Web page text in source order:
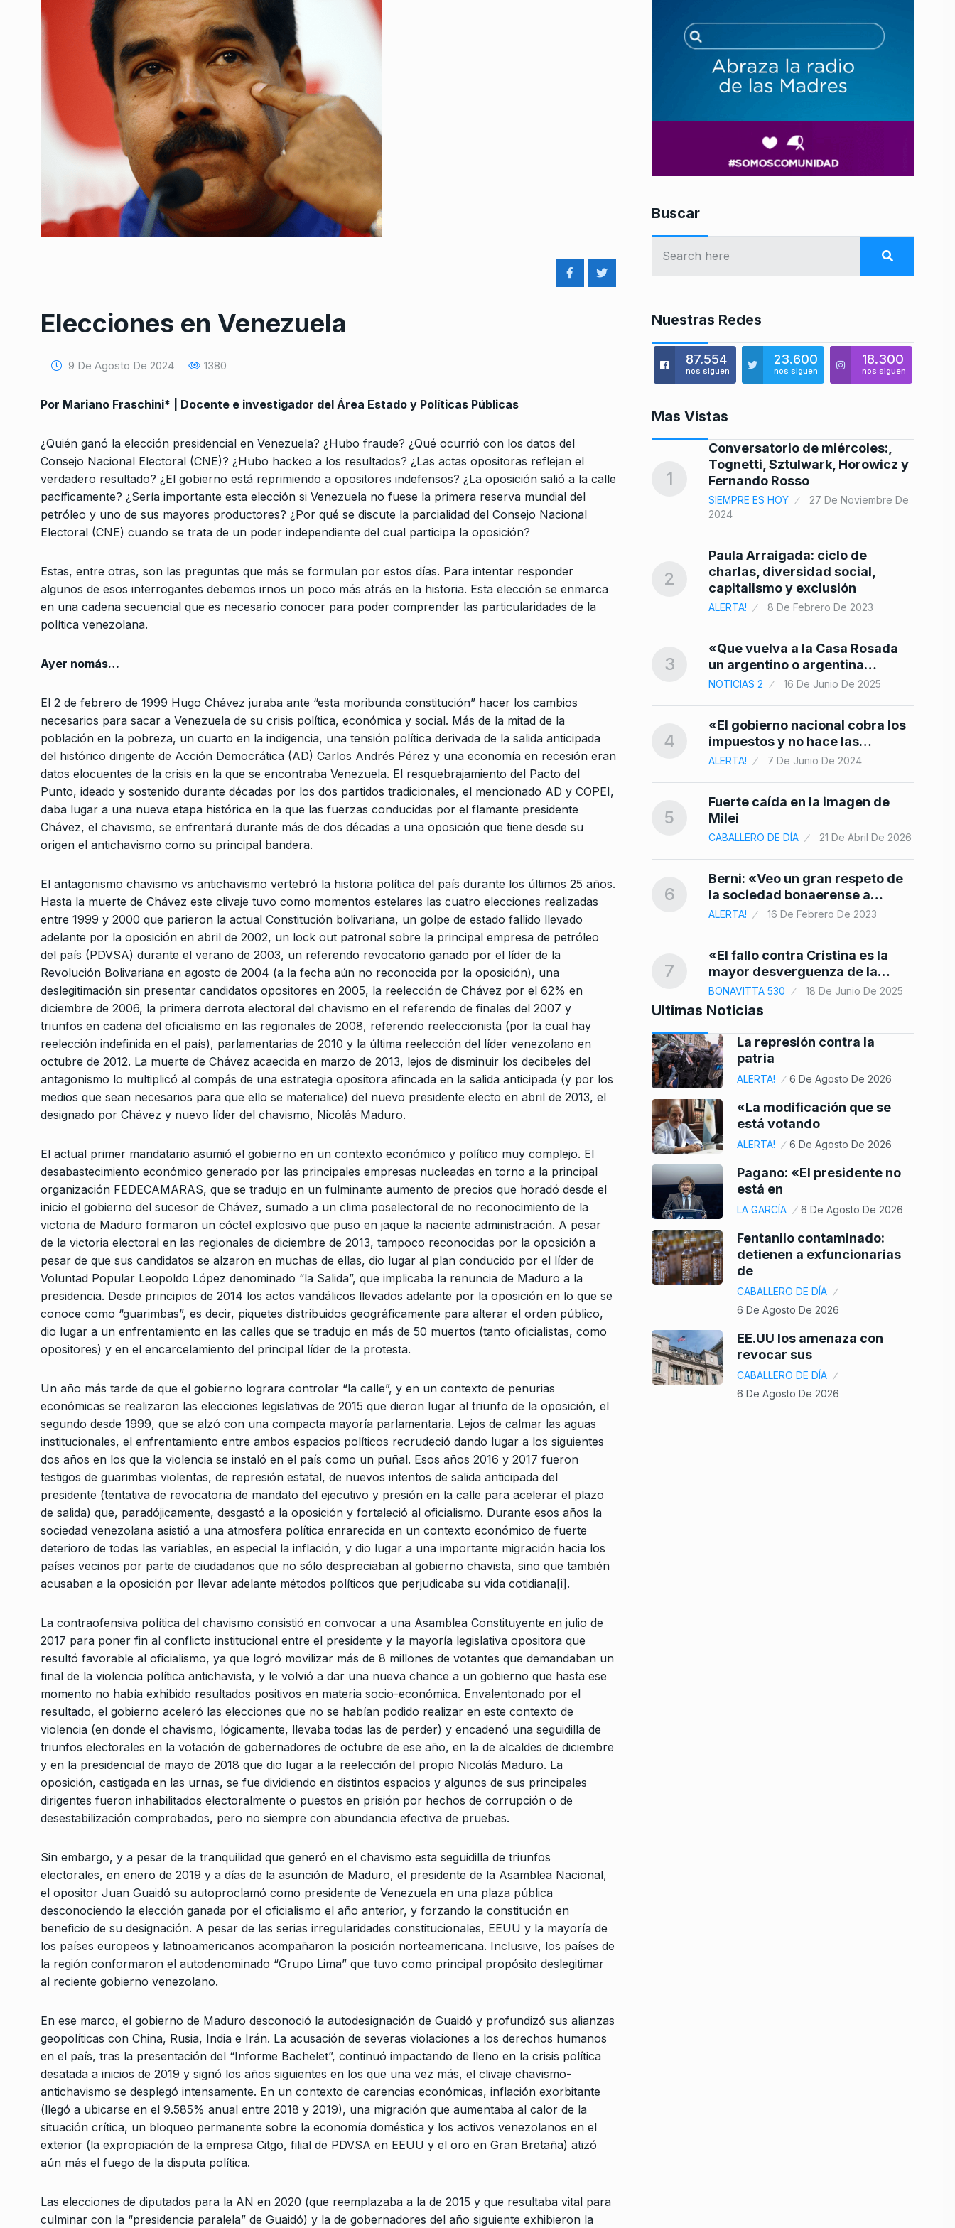
Elecciones en Venezuela
9 De Agosto De 2024 1380
Por Mariano Fraschini* | Docente e investigador del Área Estado y Políticas Públicas
¿Quién ganó la elección presidencial en Venezuela? ¿Hubo fraude? ¿Qué ocurrió con los datos del
Consejo Nacional Electoral (CNE)? ¿Hubo hackeo a los resultados? ¿Las actas opositoras reflejan el
verdadero resultado? ¿El gobierno está reprimiendo a opositores indefensos? ¿La oposición salió a la calle
pacíficamente? ¿Sería importante esta elección si Venezuela no fuese la primera reserva mundial del
petróleo y uno de sus mayores productores? ¿Por qué se discute la parcialidad del Consejo Nacional
Electoral (CNE) cuando se trata de un poder independiente del cual participa la oposición?
Estas, entre otras, son las preguntas que más se formulan por estos días. Para intentar responder
algunos de esos interrogantes debemos irnos un poco más atrás en la historia. Esta elección se enmarca
en una cadena secuencial que es necesario conocer para poder comprender las particularidades de la
política venezolana.
Ayer nomás…
El 2 de febrero de 1999 Hugo Chávez juraba ante “esta moribunda constitución” hacer los cambios
necesarios para sacar a Venezuela de su crisis política, económica y social. Más de la mitad de la
población en la pobreza, un cuarto en la indigencia, una tensión política derivada de la salida anticipada
del histórico dirigente de Acción Democrática (AD) Carlos Andrés Pérez y una economía en recesión eran
datos elocuentes de la crisis en la que se encontraba Venezuela. El resquebrajamiento del Pacto del
Punto, ideado y sostenido durante décadas por los dos partidos tradicionales, el mencionado AD y COPEI,
daba lugar a una nueva etapa histórica en la que las fuerzas conducidas por el flamante presidente
Chávez, el chavismo, se enfrentará durante más de dos décadas a una oposición que tiene desde su
origen el antichavismo como su principal bandera.
El antagonismo chavismo vs antichavismo vertebró la historia política del país durante los últimos 25 años.
Hasta la muerte de Chávez este clivaje tuvo como momentos estelares las cuatro elecciones realizadas
entre 1999 y 2000 que parieron la actual Constitución bolivariana, un golpe de estado fallido llevado
adelante por la oposición en abril de 2002, un lock out patronal sobre la principal empresa de petróleo
del país (PDVSA) durante el verano de 2003, un referendo revocatorio ganado por el líder de la
Revolución Bolivariana en agosto de 2004 (a la fecha aún no reconocida por la oposición), una
deslegitimación sin presentar candidatos opositores en 2005, la reelección de Chávez por el 62% en
diciembre de 2006, la primera derrota electoral del chavismo en el referendo de finales del 2007 y
triunfos en cadena del oficialismo en las regionales de 2008, referendo reeleccionista (por la cual hay
reelección indefinida en el país), parlamentarias de 2010 y la última reelección del líder venezolano en
octubre de 2012. La muerte de Chávez acaecida en marzo de 2013, lejos de disminuir los decibeles del
antagonismo lo multiplicó al compás de una estrategia opositora afincada en la salida anticipada (y por los
medios que sean necesarios para que ello se materialice) del nuevo presidente electo en abril de 2013, el
designado por Chávez y nuevo líder del chavismo, Nicolás Maduro.
El actual primer mandatario asumió el gobierno en un contexto económico y político muy complejo. El
desabastecimiento económico generado por las principales empresas nucleadas en torno a la principal
organización FEDECAMARAS, que se tradujo en un fulminante aumento de precios que horadó desde el
inicio el gobierno del sucesor de Chávez, sumado a un clima poselectoral de no reconocimiento de la
victoria de Maduro formaron un cóctel explosivo que puso en jaque la naciente administración. A pesar
de la victoria electoral en las regionales de diciembre de 2013, tampoco reconocidas por la oposición a
pesar de que sus candidatos se alzaron en muchas de ellas, dio lugar al plan conducido por el líder de
Voluntad Popular Leopoldo López denominado “la Salida”, que implicaba la renuncia de Maduro a la
presidencia. Desde principios de 2014 los actos vandálicos llevados adelante por la oposición en lo que se
conoce como “guarimbas”, es decir, piquetes distribuidos geográficamente para alterar el orden público,
dio lugar a un enfrentamiento en las calles que se tradujo en más de 50 muertos (tanto oficialistas, como
opositores) y en el encarcelamiento del principal líder de la protesta.
Un año más tarde de que el gobierno lograra controlar “la calle”, y en un contexto de penurias
económicas se realizaron las elecciones legislativas de 2015 que dieron lugar al triunfo de la oposición, el
segundo desde 1999, que se alzó con una compacta mayoría parlamentaria. Lejos de calmar las aguas
institucionales, el enfrentamiento entre ambos espacios políticos recrudeció dando lugar a los siguientes
dos años en los que la violencia se instaló en el país como un puñal. Esos años 2016 y 2017 fueron
testigos de guarimbas violentas, de represión estatal, de nuevos intentos de salida anticipada del
presidente (tentativa de revocatoria de mandato del ejecutivo y presión en la calle para acelerar el plazo
de salida) que, paradójicamente, desgastó a la oposición y fortaleció al oficialismo. Durante esos años la
sociedad venezolana asistió a una atmosfera política enrarecida en un contexto económico de fuerte
deterioro de todas las variables, en especial la inflación, y dio lugar a una importante migración hacia los
países vecinos por parte de ciudadanos que no sólo despreciaban al gobierno chavista, sino que también
acusaban a la oposición por llevar adelante métodos políticos que perjudicaba su vida cotidiana[i].
La contraofensiva política del chavismo consistió en convocar a una Asamblea Constituyente en julio de
2017 para poner fin al conflicto institucional entre el presidente y la mayoría legislativa opositora que
resultó favorable al oficialismo, ya que logró movilizar más de 8 millones de votantes que demandaban un
final de la violencia política antichavista, y le volvió a dar una nueva chance a un gobierno que hasta ese
momento no había exhibido resultados positivos en materia socio-económica. Envalentonado por el
resultado, el gobierno aceleró las elecciones que no se habían podido realizar en este contexto de
violencia (en donde el chavismo, lógicamente, llevaba todas las de perder) y encadenó una seguidilla de
triunfos electorales en la votación de gobernadores de octubre de ese año, en la de alcaldes de diciembre
y en la presidencial de mayo de 2018 que dio lugar a la reelección del propio Nicolás Maduro. La
oposición, castigada en las urnas, se fue dividiendo en distintos espacios y algunos de sus principales
dirigentes fueron inhabilitados electoralmente o puestos en prisión por hechos de corrupción o de
desestabilización comprobados, pero no siempre con abundancia efectiva de pruebas.
Sin embargo, y a pesar de la tranquilidad que generó en el chavismo esta seguidilla de triunfos
electorales, en enero de 2019 y a días de la asunción de Maduro, el presidente de la Asamblea Nacional,
el opositor Juan Guaidó su autoproclamó como presidente de Venezuela en una plaza pública
desconociendo la elección ganada por el oficialismo el año anterior, y forzando la constitución en
beneficio de su designación. A pesar de las serias irregularidades constitucionales, EEUU y la mayoría de
los países europeos y latinoamericanos acompañaron la posición norteamericana. Inclusive, los países de
la región conformaron el autodenominado “Grupo Lima” que tuvo como principal propósito deslegitimar
al reciente gobierno venezolano.
En ese marco, el gobierno de Maduro desconoció la autodesignación de Guaidó y profundizó sus alianzas
geopolíticas con China, Rusia, India e Irán. La acusación de severas violaciones a los derechos humanos
en el país, tras la presentación del “Informe Bachelet”, continuó impactando de lleno en la crisis política
desatada a inicios de 2019 y signó los años siguientes en los que una vez más, el clivaje chavismo-
antichavismo se desplegó intensamente. En un contexto de carencias económicas, inflación exorbitante
(llegó a ubicarse en el 9.585% anual entre 2018 y 2019), una migración que aumentaba al calor de la
situación crítica, un bloqueo permanente sobre la economía doméstica y los activos venezolanos en el
exterior (la expropiación de la empresa Citgo, filial de PDVSA en EEUU y el oro en Gran Bretaña) atizó
aún más el fuego de la disputa política.
Las elecciones de diputados para la AN en 2020 (que reemplazaba a la de 2015 y que resultaba vital para
culminar con la “presidencia paralela” de Guaidó) y la de gobernadores del año siguiente exhibieron la
Buscar
Nuestras Redes
87.554
nos siguen
23.600
nos siguen
18.300
nos siguen
Mas Vistas
1
Conversatorio de miércoles:,
Tognetti, Sztulwark, Horowicz y
Fernando Rosso
SIEMPRE ES HOY
27 De Noviembre De
2024
2
charlas, diversidad social,
capitalismo y exclusión
ALERTA! 8 De Febrero De 2023
4
«El gobierno nacional cobra los
impuestos y no hace las…
ALERTA! 7 De Junio De 2024
5
Fuerte caída en la imagen de
Milei
6
Berni: «Veo un gran respeto de
la sociedad bonaerense a…
ALERTA! 16 De Febrero De 2023
7
«El fallo contra Cristina es la
mayor desverguenza de la…
BONAVITTA 530 18 De Junio De 2025
8
Altos Guisos: comidas
nacionales y populares
ALERTA! 11 De Junio De 2024
9 GNL y el precio de las guerras
Hernán Letcher: «Massa está
haciendo lo que Guzmán debió
1
Conversatorio de miércoles:,
Tognetti, Sztulwark, Horowicz y
Fernando Rosso
SIEMPRE ES HOY
27 De Noviembre De
2024
2
Paula Arraigada: ciclo de
charlas, diversidad social,
capitalismo y exclusión
ALERTA! 8 De Febrero De 2023
3
«Que vuelva a la Casa Rosada
un argentino o argentina…
NOTICIAS 2 16 De Junio De 2025
4
«El gobierno nacional cobra los
impuestos y no hace las…
ALERTA! 7 De Junio De 2024
5
Fuerte caída en la imagen de
Milei
CABALLERO DE DÍA 21 De Abril De 2026
6
Berni: «Veo un gran respeto de
la sociedad bonaerense a…
ALERTA! 16 De Febrero De 2023
7
«El fallo contra Cristina es la
mayor desverguenza de la…
BONAVITTA 530 18 De Junio De 2025
Ultimas Noticias
La represión contra la
patria
ALERTA! 6 De Agosto De 2026
«La modificación que se
está votando
ALERTA! 6 De Agosto De 2026
Pagano: «El presidente no
está en
LA GARCÍA 6 De Agosto De 2026
Fentanilo contaminado:
detienen a exfuncionarias
de
CABALLERO DE DÍA
6 De Agosto De 2026
EE.UU los amenaza con
revocar sus
CABALLERO DE DÍA
6 De Agosto De 2026